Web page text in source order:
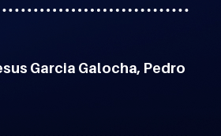
Garcia Galocha, Pedro